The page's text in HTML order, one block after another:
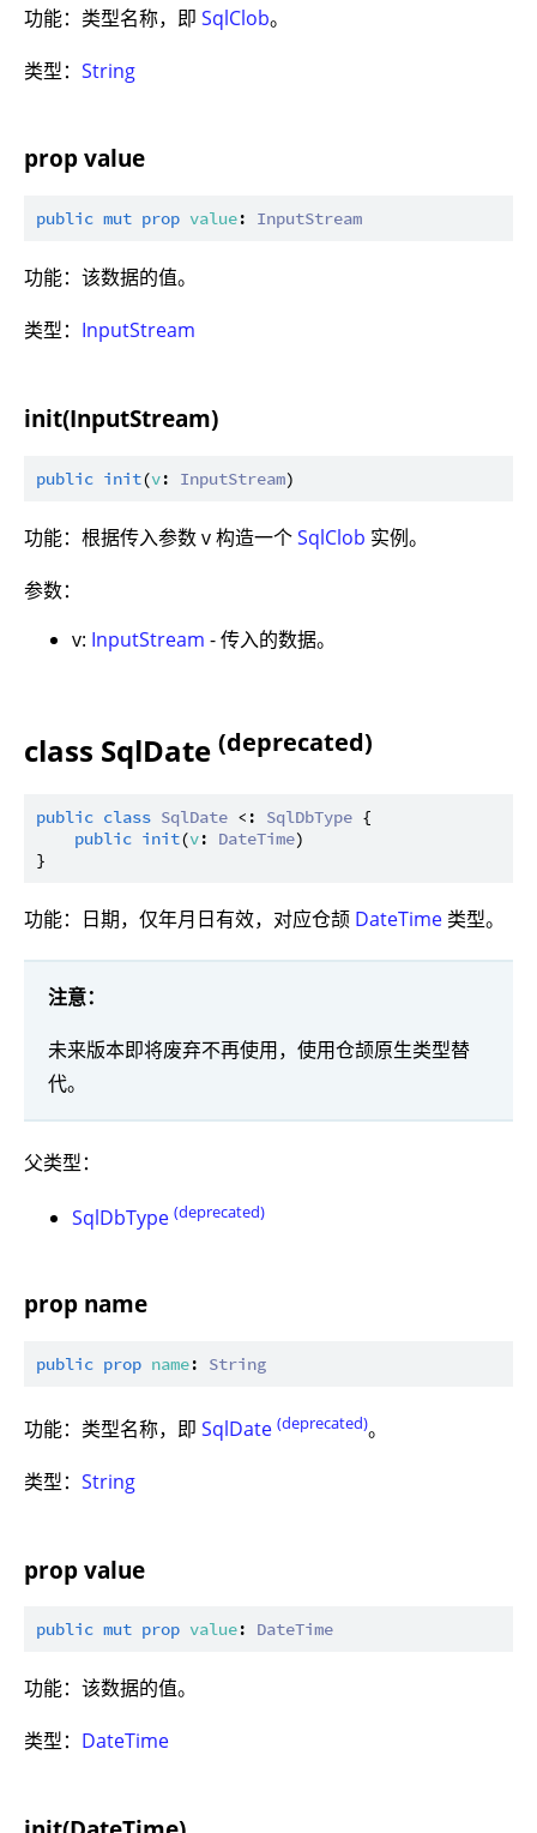
功能：类型名称，即 SqlClob。
类型： String
prop value
public mut prop value: InputStream
功能：该数据的值。
类型： InputStream
init(InputStream)
public init(v: InputStream
功能：根据传入参数 v 构造一个SqlClob 实例。
参数：
v: InputStream - 传入的数据。
class SqlDate (deprecated)
public class SqlDate <: SqlDbType {
public init(v: DateTime)
功能：日期，仅年月日有效，对应仓颉 DateTime 类型。
注意：
未来版本即将废弃不再使用，使用仓颉原生类型替
代。
父类型：
SqlDbType (deprecated)
prop name
public prop name: String
功能：类型名称，即 SqlDate (deprecated)。
类型： String
prop value
public mut prop value: DateTime
功能：该数据的值。
类型： DateTime